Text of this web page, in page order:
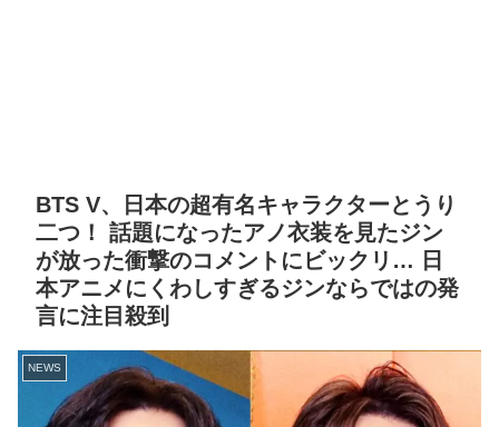
BTS V、日本の超有名キャラクターとうり
二つ！ 話題になったアノ衣装を見たジン
が放った衝撃のコメントにビックリ… 日
本アニメにくわしすぎるジンならではの発
言に注目殺到
NEWS